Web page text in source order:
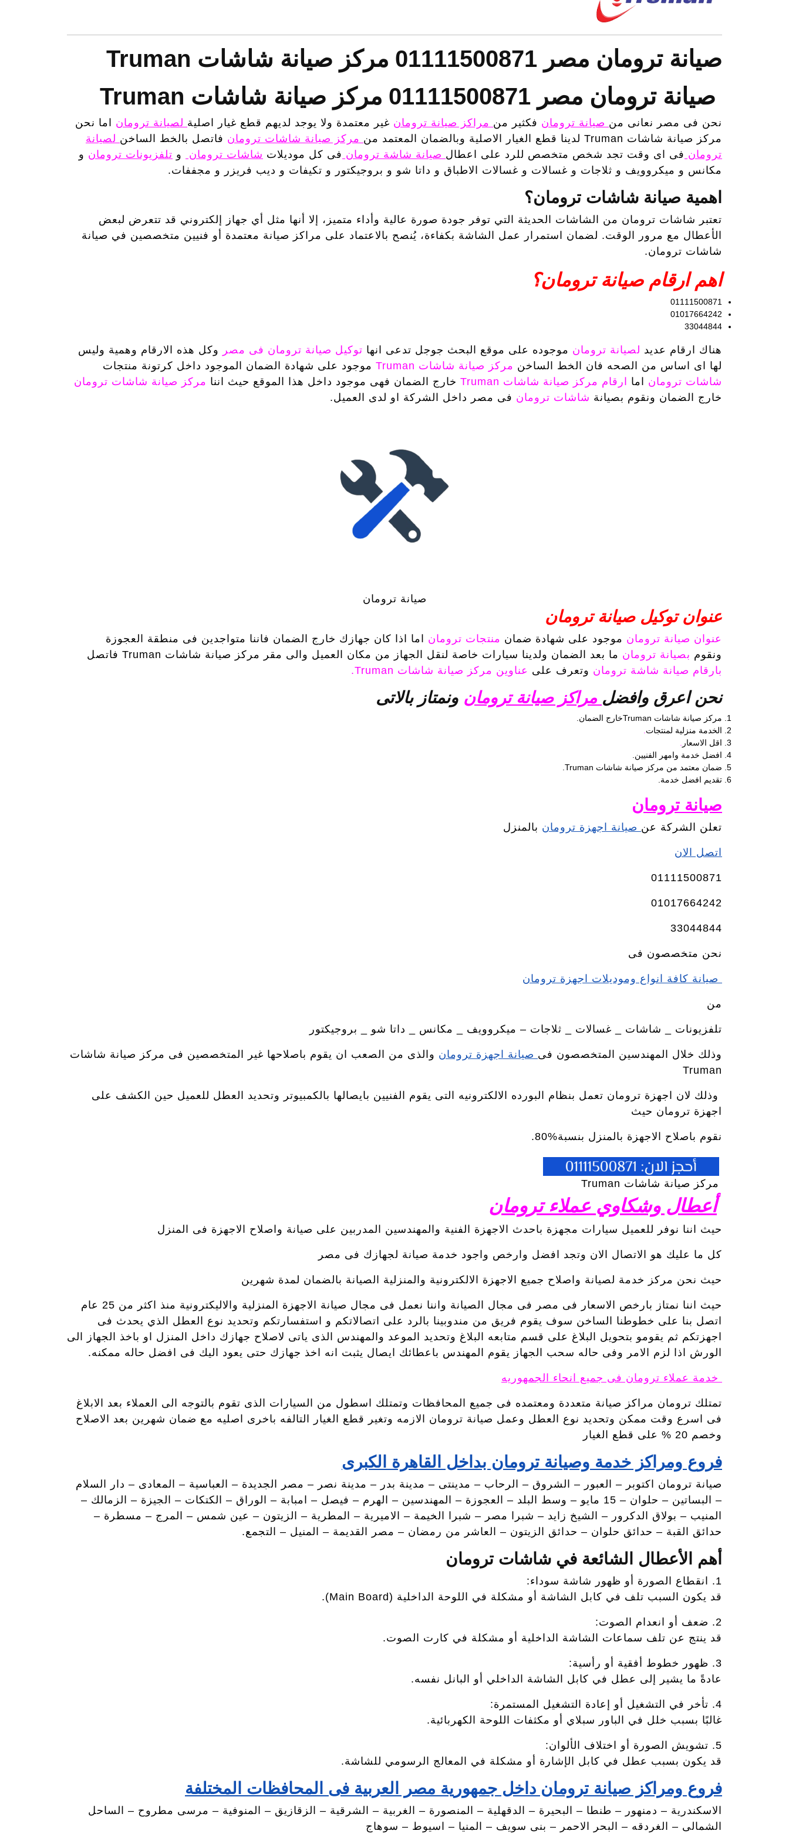
صيانة ترومان مصر 01111500871 مركز صيانة شاشات Truman
صيانة ترومان مصر 01111500871 مركز صيانة شاشات Truman
نحن فى مصر نعانى من صيانة ترومان فكثير من مراكز صيانة ترومان غير معتمدة ولا يوجد لديهم قطع غيار اصلية لصيانة ترومان
اما نحن
مركز صيانة شاشات Truman
لدينا قطع الغيار الاصلية وبالضمان المعتمد من مركز صيانة شاشات ترومان فاتصل بالخط الساخن لصيانة
ترومان فى اى وقت تجد شخص متخصص للرد على اعطال صيانة شاشة ترومان فى كل موديلات شاشات ترومان و تلفزيونات ترومان و
مكانس و ميكروويف و ثلاجات و غسالات و غسالات الاطباق و داتا شو و بروجيكتور و تكيفات و ديب فريزر و مجففات.
اهمية صيانة شاشات ترومان؟
تعتبر شاشات ترومان من الشاشات الحديثة التي توفر جودة صورة عالية وأداء متميز، إلا أنها مثل أي جهاز إلكتروني قد تتعرض لبعض
الأعطال مع مرور الوقت. لضمان استمرار عمل الشاشة بكفاءة، يُنصح بالاعتماد على مراكز صيانة معتمدة أو فنيين متخصصين في صيانة
شاشات ترومان.
اهم ارقام صيانة ترومان؟
01111500871
01017664242
33044844
هناك ارقام عديد لصيانة ترومان موجوده على موقع البحث جوجل تدعى انها توكيل صيانة ترومان فى مصر وكل هذه الارقام وهمية وليس
لها اى اساس من الصحه فان الخط الساخن مركز صيانة شاشات Truman
موجود على شهادة الضمان الموجود داخل كرتونة منتجات
شاشات ترومان
اما ارقام مركز صيانة شاشات Truman خارج الضمان فهى موجود داخل هذا الموقع حيث اننا مركز صيانة شاشات ترومان
خارج الضمان ونقوم بصيانة شاشات ترومان فى مصر داخل الشركة او لدى العميل.
صيانة ترومان
عنوان توكيل صيانة ترومان
عنوان صيانة ترومان موجود على شهادة ضمان منتجات ترومان
اما اذا كان جهازك خارج الضمان فاننا متواجدين فى منطقة العجوزة
ونقوم بصيانة ترومان ما بعد الضمان ولدينا سيارات خاصة لنقل الجهاز من مكان العميل والى مقر مركز صيانة شاشات Truman
فاتصل
بارقام صيانة شاشة ترومان وتعرف على عناوين مركز صيانة شاشات Truman.
نحن اعرق وافضل مراكز صيانة ترومان ونمتاز بالاتى
مركز صيانة شاشات Trumanخارج الضمان.
الخدمة منزلية لمنتجات
اقل الاسعار
افضل خدمة وامهر الفنيين.
ضمان معتمد من مركز صيانة شاشات Truman.
تقديم افضل خدمة.
صيانة ترومان
تعلن الشركة عن صيانة اجهزة ترومان بالمنزل
اتصل الان
01111500871
01017664242
33044844
نحن متخصصون فى
صيانة كافة انواع وموديلات اجهزة ترومان
من
تلفزيونات _ شاشات _ غسالات _ ثلاجات – ميكروويف _ مكانس _ داتا شو _ بروجيكتور
وذلك خلال المهندسين المتخصصون فى صيانة اجهزة ترومان والذى من الصعب ان يقوم باصلاحها غير المتخصصين فى مركز صيانة شاشات
Truman
وذلك لان اجهزة ترومان تعمل بنظام البورده الالكترونيه التى يقوم الفنيين بايصالها بالكمبيوتر وتحديد العطل للعميل حين الكشف على
اجهزة ترومان حيث
نقوم باصلاح الاجهزة بالمنزل بنسبة%80.
مركز صيانة شاشات Truman
أعطال وشكاوي عملاء ترومان
حيث اننا نوفر للعميل سيارات مجهزة باحدث الاجهزة الفنية والمهندسين المدربين على صيانة واصلاح الاجهزة فى المنزل
كل ما عليك هو الاتصال الان وتجد افضل وارخص واجود خدمة صيانة لجهازك فى مصر
حيث نحن مركز خدمة لصيانة واصلاح جميع الاجهزة الالكترونية والمنزلية الصيانة بالضمان لمدة شهرين
حيث اننا نمتاز بارخص الاسعار فى مصر فى مجال الصيانة واننا نعمل فى مجال صيانة الاجهزة المنزلية والاليكترونية منذ اكثر من 25 عام
اتصل بنا على خطوطنا الساخن سوف يقوم فريق من مندوبينا بالرد على اتصالاتكم و استفسارتكم وتحديد نوع العطل الذي يحدث فى
اجهزتكم ثم يقومو بتحويل البلاغ على قسم متابعه البلاغ وتحديد الموعد والمهندس الذى ياتى لاصلاح جهازك داخل المنزل او باخذ الجهاز الى
الورش اذا لزم الامر وفى حاله سحب الجهاز يقوم المهندس باعطائك ايصال يثبت انه اخذ جهازك حتى يعود اليك فى افضل حاله ممكنه.
خدمة عملاء ترومان فى جميع انحاء الجمهوريه
تمتلك ترومان مراكز صيانة متعددة ومعتمده فى جميع المحافظات وتمتلك اسطول من السيارات الذى تقوم بالتوجه الى العملاء بعد الابلاغ
فى اسرع وقت ممكن وتحديد نوع العطل وعمل صيانة ترومان الازمه وتغير قطع الغيار التالفه باخرى اصليه مع ضمان شهرين بعد الاصلاح
وخصم 20 % على قطع الغيار
فروع ومراكز خدمة وصيانة ترومان بداخل القاهرة الكبرى
صيانة ترومان اكتوبر – العبور – الشروق – الرحاب – مدينتى – مدينة بدر – مدينة نصر – مصر الجديدة – العباسية – المعادى – دار السلام
– البساتين – حلوان – 15 مايو – وسط البلد – العجوزة – المهندسين – الهرم – فيصل – امبابة – الوراق – الكتكات – الجيزة – الزمالك –
المنيب – بولاق الدكرور – الشيخ زايد – شبرا مصر – شبرا الخيمة – الاميرية – المطرية – الزيتون – عين شمس – المرج – مسطرة –
حدائق القبة – حدائق حلوان – حدائق الزيتون – العاشر من رمضان – مصر القديمة – المنيل – التجمع.
أهم الأعطال الشائعة في شاشات ترومان
1. انقطاع الصورة أو ظهور شاشة سوداء:
قد يكون السبب تلف في كابل الشاشة أو مشكلة في اللوحة الداخلية (Main Board).
2. ضعف أو انعدام الصوت:
قد ينتج عن تلف سماعات الشاشة الداخلية أو مشكلة في كارت الصوت.
3. ظهور خطوط أفقية أو رأسية:
عادةً ما يشير إلى عطل في كابل الشاشة الداخلي أو البانل نفسه.
4. تأخر في التشغيل أو إعادة التشغيل المستمرة:
غالبًا بسبب خلل في الباور سبلاي أو مكثفات اللوحة الكهربائية.
5. تشويش الصورة أو اختلاف الألوان:
قد يكون بسبب عطل في كابل الإشارة أو مشكلة في المعالج الرسومي للشاشة.
فروع ومراكز صيانة ترومان داخل جمهورية مصر العربية فى المحافظات المختلفة
الاسكندرية – دمنهور – طنطا – البحيرة – الدقهلية – المنصورة – الغربية – الشرقية – الزقازيق – المنوفية – مرسى مطروح – الساحل
الشمالى – الغردقه – البحر الاحمر – بنى سويف – المنيا – اسيوط – سوهاج